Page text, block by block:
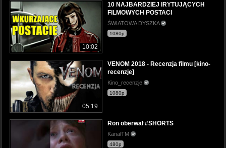
10:02
10 NAJBARDZIEJ IRYTUJĄCYCH
FILMOWYCH POSTACI
ŚWIATOWA DYSZKA
1080p
05:19
VENOM 2018 - Recenzja filmu [kino-
recenzje]
Kino_recenzje
1080p
Ron oberwał #SHORTS
KanałTM
480p